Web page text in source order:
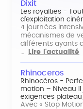
Dixit
Les royalties -
d'exploitation
4 journées
mécanismes de
différents ayants
…
Lire l'actualité
Rhinoceros
Rhinocéros -
motion – Niveau
exigences
Avec « Stop